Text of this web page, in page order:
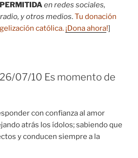
en redes sociales,
y otros medios.Tu donación
católica. ¡Dona ahora!]
07/10 Es momento de
con confianza al amor
atrás los ídolos; sabiendo que
y conducen siempre a la